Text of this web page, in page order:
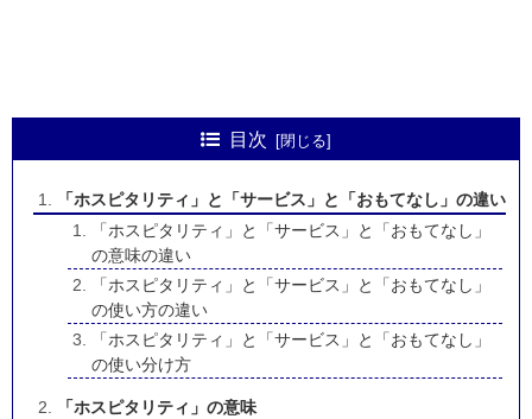
目次
「ホスピタリティ」と「サービス」と「おもてなし」の違い
「ホスピタリティ」と「サービス」と「おもてなし」
の意味の違い
「ホスピタリティ」と「サービス」と「おもてなし」
の使い方の違い
「ホスピタリティ」と「サービス」と「おもてなし」
の使い分け方
「ホスピタリティ」の意味